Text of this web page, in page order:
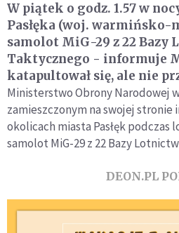
W piątek o godz. 1.57 w
Pasłęka (woj. warmińsko-
samolot MiG-29 z 22 Bazy
Taktycznego - informuje
katapultował się, ale nie
Ministerstwo Obrony Narodowej
zamieszczonym na swojej
okolicach miasta Pasłęk podczas
samolot MiG-29 z 22 Bazy
DEON.PL